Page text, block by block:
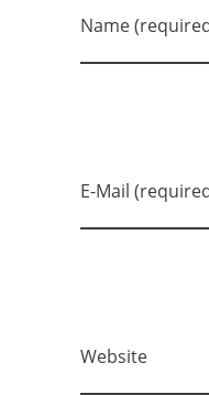
Name
E-Mail
Website